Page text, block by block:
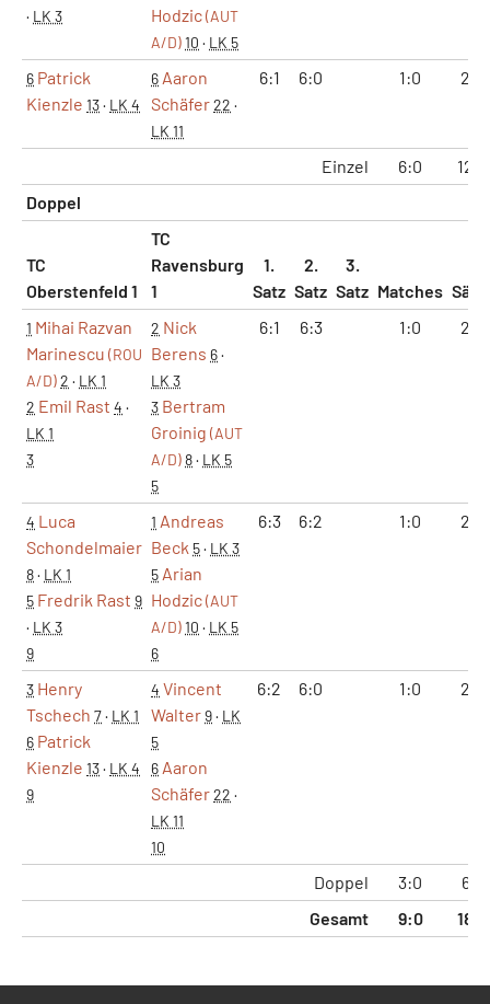
· LK 3
Hodzic(AUT
A/D)10 · LK 5
6 Patrick
Kienzle 13· LK 4
6 Aaron
Schäfer22 ·
LK 11
6:1 6:0 1:0 2:0
Einzel 6:0
12:0
Doppel
TC
Oberstenfeld 1
TC
Ravensburg
1
1.
Satz
2.
Satz
3.
Satz Matches
1 Mihai Razvan
Marinescu (ROU
A/D)2 · LK 1
2 Emil Rast 4 ·
LK 1
3
2 Nick
Berens 6·
LK 3
3 Bertram
Groinig (AUT
A/D)8· LK 5
5
6:1 6:3 1:0 2:0
4 Luca
Schondelmaier
8· LK 1
5 Fredrik Rast 9
· LK 3
9
1 Andreas
Beck 5· LK 3
5 Arian
Hodzic(AUT
A/D)10 · LK 5
6
6:3 6:2 1:0 2:0
3 Henry
Tschech 7· LK 1
6 Patrick
Kienzle 13· LK 4
9
4 Vincent
Walter9· LK
5
6 Aaron
Schäfer22 ·
LK 11
10
6:2 6:0 1:0 2:0
Doppel 3:0
6:0
Gesamt
9:0 18:0